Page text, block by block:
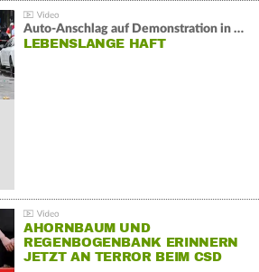
Auto-Anschlag auf Demonstration in München:
LEBENSLANGE HAFT
AHORNBAUM UND
REGENBOGENBANK ERINNERN
JETZT AN TERROR BEIM CSD